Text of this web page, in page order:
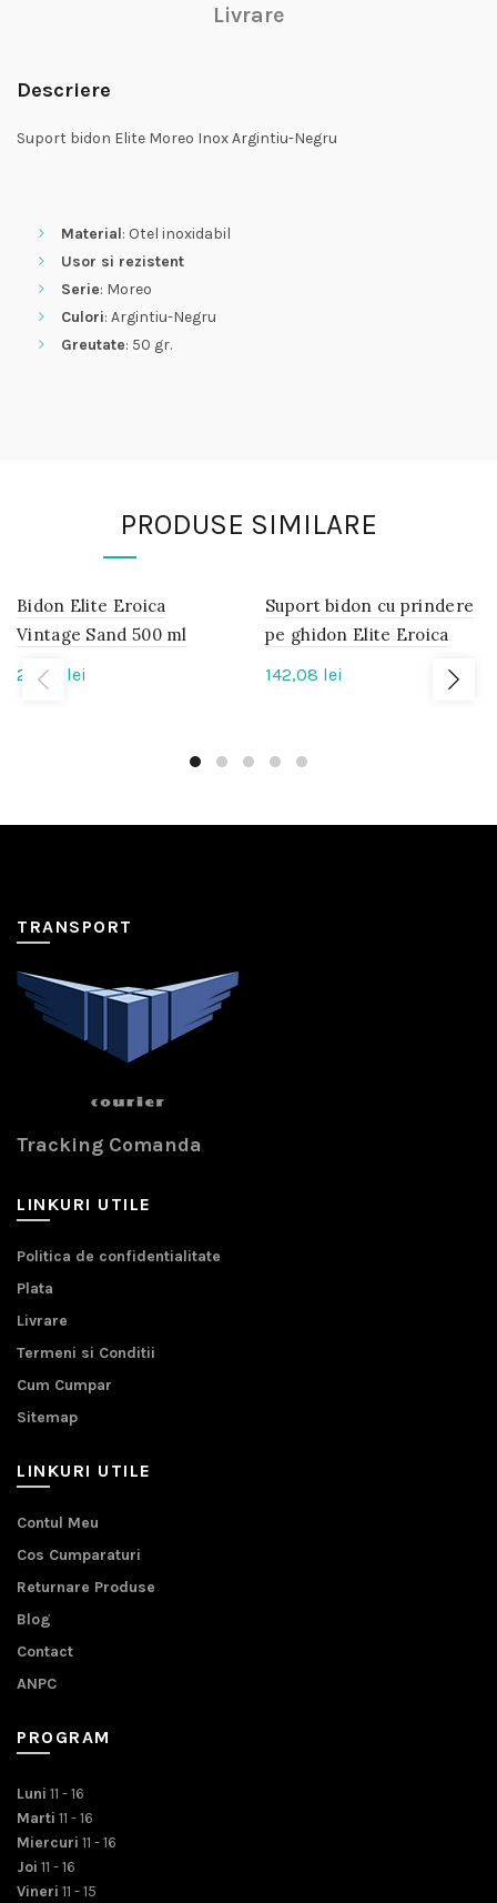
Livrare
Descriere
Suport bidon Elite Moreo Inox Argintiu-Negru
Material: Otel inoxidabil
Usor si rezistent
Serie: Moreo
Culori: Argintiu-Negru
Greutate: 50 gr.
PRODUSE SIMILARE
IN
STOC
Bidon Elite Eroica
Vintage Sand 500 ml
23,04 lei
IN
STOC
Suport bidon cu prindere
pe ghidon Elite Eroica
142,08 lei
TRANSPORT
Tracking Comanda
LINKURI UTILE
Politica de confidentialitate
Plata
Livrare
Termeni si Conditii
Cum Cumpar
Sitemap
LINKURI UTILE
Contul Meu
Cos Cumparaturi
Returnare Produse
Blog
Contact
ANPC
PROGRAM
Luni 11 - 16
Marti 11 - 16
Miercuri 11 - 16
Joi 11 - 16
Vineri 11 - 15